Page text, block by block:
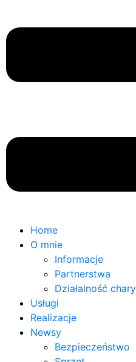
Home
O mnie
Informacje
Partnerstwa
Działalność
Usługi
Realizacje
Newsy
Bezpieczeństwo